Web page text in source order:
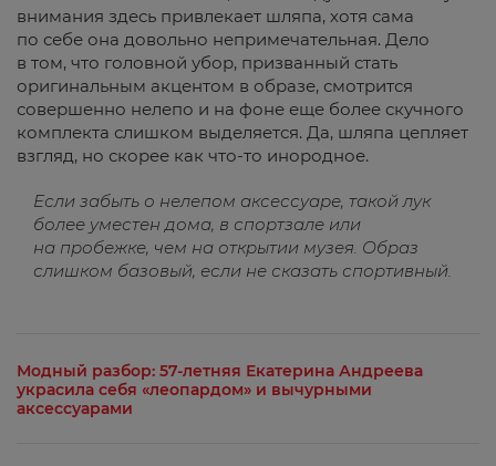
внимания здесь привлекает шляпа, хотя сама
по себе она довольно непримечательная. Дело
в том, что головной убор, призванный стать
оригинальным акцентом в образе, смотрится
совершенно нелепо и на фоне еще более скучного
комплекта слишком выделяется. Да, шляпа цепляет
взгляд, но скорее как что-то инородное.
Если забыть о нелепом аксессуаре, такой лук
более уместен дома, в спортзале или
на пробежке, чем на открытии музея. Образ
слишком базовый, если не сказать спортивный.
Модный разбор: 57-летняя Екатерина Андреева
украсила себя «леопардом» и вычурными
аксессуарами